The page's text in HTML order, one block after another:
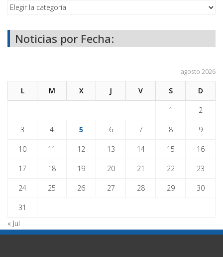
Noticias por Fecha:
agosto 2026
L M X J V S D
1 2
3 4 5 6 7 8 9
10 11 12 13 14 15 16
17 18 19 20 21 22 23
24 25 26 27 28 29 30
31
« Jul